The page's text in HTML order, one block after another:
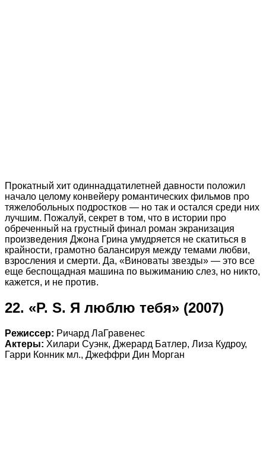
Прокатный хит одиннадцатилетней давности положил
начало целому конвейеру романтических фильмов про
тяжелобольных подростков — но так и остался среди них
лучшим. Пожалуй, секрет в том, что в истории про
обреченный на грустный финал роман экранизация
произведения Джона Грина умудряется не скатиться в
крайности, грамотно балансируя между темами любви,
взросления и смерти. Да, «Виноваты звезды» — это все
еще беспощадная машина по выжиманию слез, но никто,
кажется, и не против.
22. «P. S. Я люблю тебя» (2007)
Режиссер: Ричард ЛаГравенес
Актеры: Хилари Суэнк, Джерард Батлер, Лиза Кудроу,
Гарри Конник мл., Джеффри Дин Морган